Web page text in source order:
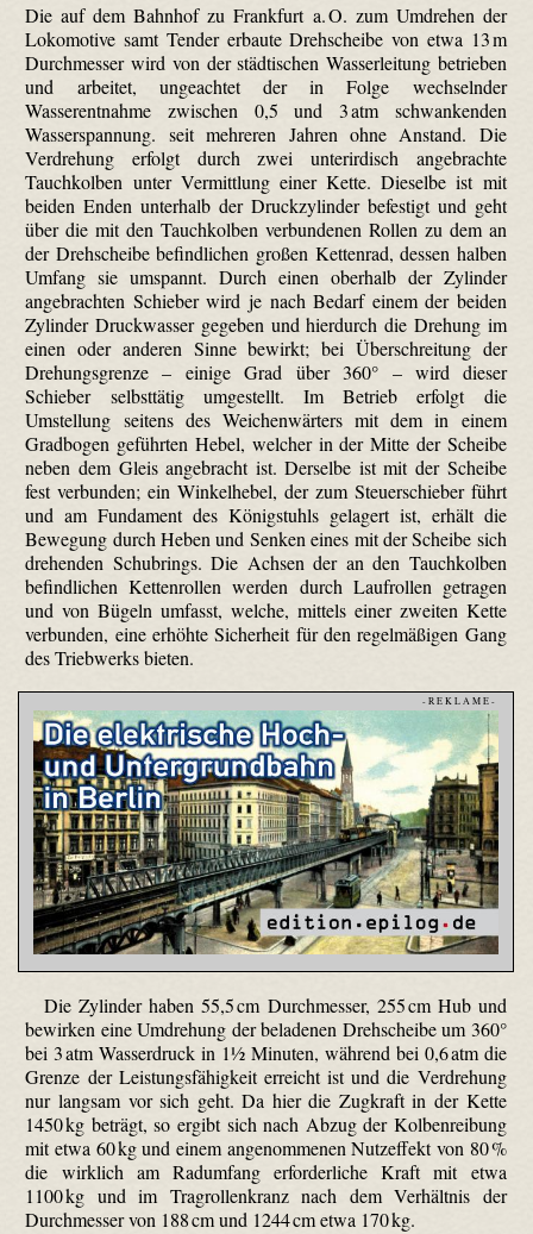
Die auf dem Bahnhof zu Frankfurt a. O. zum Umdrehen der
Lokomotive samt Tender erbaute Drehscheibe von etwa 13 m
Durchmesser wird von der städtischen Wasserleitung betrieben
und arbeitet, ungeachtet der in Folge wechselnder
Wasserentnahme zwischen 0,5 und 3 atm schwankenden
Wasserspannung. seit mehreren Jahren ohne Anstand. Die
Verdrehung erfolgt durch zwei unterirdisch angebrachte
Tauchkolben unter Vermittlung einer Kette. Dieselbe ist mit
beiden Enden unterhalb der Druckzylinder befestigt und geht
über die mit den Tauchkolben verbundenen Rollen zu dem an
der Drehscheibe befindlichen großen Kettenrad, dessen halben
Umfang sie umspannt. Durch einen oberhalb der Zylinder
angebrachten Schieber wird je nach Bedarf einem der beiden
Zylinder Druckwasser gegeben und hierdurch die Drehung im
einen oder anderen Sinne bewirkt; bei Überschreitung der
Drehungsgrenze – einige Grad über 360° – wird dieser
Schieber selbsttätig umgestellt. Im Betrieb erfolgt die
Umstellung seitens des Weichenwärters mit dem in einem
Gradbogen geführten Hebel, welcher in der Mitte der Scheibe
neben dem Gleis angebracht ist. Derselbe ist mit der Scheibe
fest verbunden; ein Winkelhebel, der zum Steuerschieber führt
und am Fundament des Königstuhls gelagert ist, erhält die
Bewegung durch Heben und Senken eines mit der Scheibe sich
drehenden Schubrings. Die Achsen der an den Tauchkolben
befindlichen Kettenrollen werden durch Laufrollen getragen
und von Bügeln umfasst, welche, mittels einer zweiten Kette
verbunden, eine erhöhte Sicherheit für den regelmäßigen Gang
des Triebwerks bieten.
- R E K L A M E -
Die Zylinder haben 55,5 cm Durchmesser, 255 cm Hub und
bewirken eine Umdrehung der beladenen Drehscheibe um 360°
bei 3 atm Wasserdruck in 1½ Minuten, während bei 0,6 atm die
Grenze der Leistungsfähigkeit erreicht ist und die Verdrehung
nur langsam vor sich geht. Da hier die Zugkraft in der Kette
1450 kg beträgt, so ergibt sich nach Abzug der Kolbenreibung
mit etwa 60 kg und einem angenommenen Nutzeffekt von 80 %
die wirklich am Radumfang erforderliche Kraft mit etwa
1100 kg und im Tragrollenkranz nach dem Verhältnis der
Durchmesser von 188 cm und 1244 cm etwa 170 kg.